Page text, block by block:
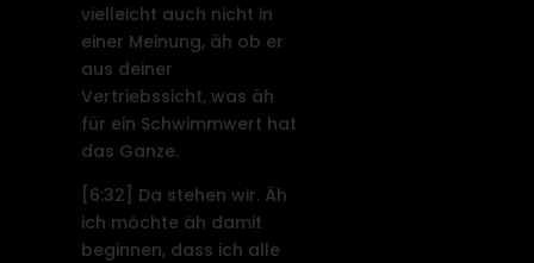
vielleicht auch nicht in
einer Meinung, äh ob er
aus deiner
Vertriebssicht, was äh
für ein Schwimmwert hat
das Ganze.
[6:32]
Da stehen wir. Äh
ich möchte äh damit
beginnen, dass ich alle